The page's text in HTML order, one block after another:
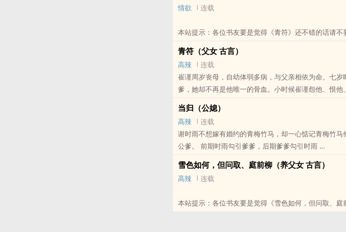
情欲 连载
本站提示：各位书友要是觉得《青符》还不错的话请不
青符（父女 古言）
高辣
连载
崔谨周岁丧母，自幼体弱多病，与父亲相依为命。七
爹，她却不再是他唯一的骨血。小时候崔谨怨他、恨
从不拒绝上门求亲的人，让夫人仔细挑选女婿，他自己
婚。老头表面儒雅端肃士大夫，实则阴暗
本站提示：各位书友要是觉得《青符（父女 古言）》
友推荐哦！
当归（公媳）
高辣
连载
谢时雨不想嫁有婚约的青梅竹马，却一心惦记青梅竹
公爹。 前期时雨勾引爹爹，后期爹爹勾引时雨
本站提示：各位书友要是觉得《当归（公媳）》还不
荐哦！
雪色如何，但问取、庭前柳（养父女 古言）
高辣 连载
本站提示：各位书友要是觉得《雪色如何，但问取、